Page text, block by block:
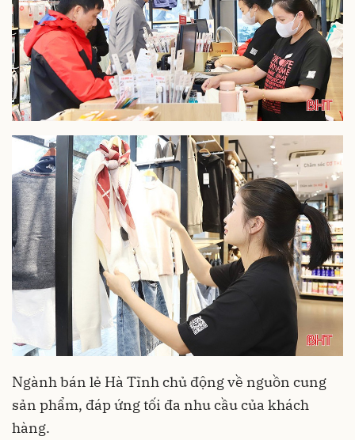
Ngành bán lẻ Hà Tĩnh chủ động về nguồn cung
sản phẩm, đáp ứng tối đa nhu cầu của khách
hàng.